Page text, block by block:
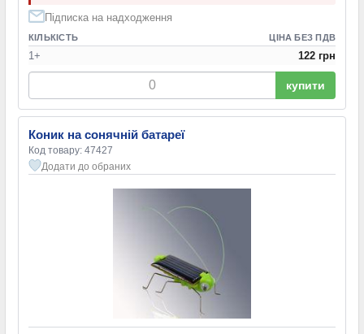
Підписка на надходження
КІЛЬКІСТЬ ЦІНА БЕЗ ПДВ
1+ 122 грн
купити
Коник на сонячній батареї
Код товару: 47427
Додати до обраних